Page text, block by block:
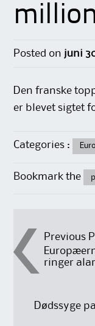
Posted on juni
Den franske
er blevet sigtet
Categories :
Bookmark the
Post
Previous
ringer
Dødssyge